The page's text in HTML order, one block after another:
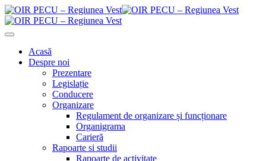
Acasă
Despre noi
Prezentare
Legislație
Conducere
Organizare
Regulament de organizare și funcționare
Organigrama
Carieră
Rapoarte si studii
Rapoarte de activitate